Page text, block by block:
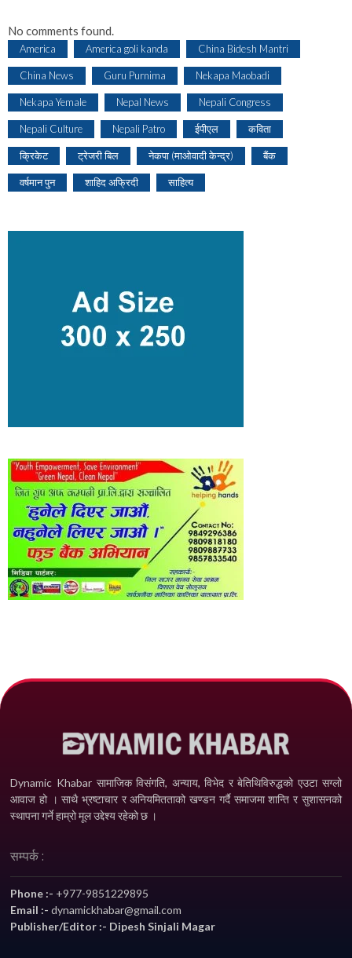
No comments found.
America America goli kanda China Bidesh Mantri
China News Guru Purnima Nekapa Maobadi
Nekapa Yemale Nepal News Nepali Congress
Nepali Culture Nepali Patro ईपीएल कविता
क्रिकेट ट्रेजरी बिल नेकपा (माओवादी केन्द्र) बैंक
वर्षमान पुन शाहिद अफ्रिदी साहित्य
Dynamic Khabar सामाजिक विसंगति, अन्याय, विभेद­ र बेतिथिविरुद्धको एउटा सग्लो
आवाज हो । साथै भ्रष्टाचार र अनियमितताको खण्डन गर्दै समाजमा शान्ति र सुशासनको
स्थापना गर्ने हाम्रो मूल उद्देश्य रहेको छ ।
सम्पर्क :
Phone :- +977-9851229895
Email :-dynamickhabar@gmail.com
Publisher/Editor :- Dipesh Sinjali Magar